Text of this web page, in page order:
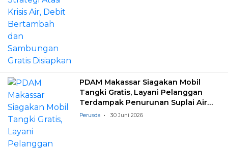
PDAM Makassar Siagakan Mobil
Tangki Gratis, Layani Pelanggan
Terdampak Penurunan Suplai Air
Baku
Perusda 30 Juni 2026